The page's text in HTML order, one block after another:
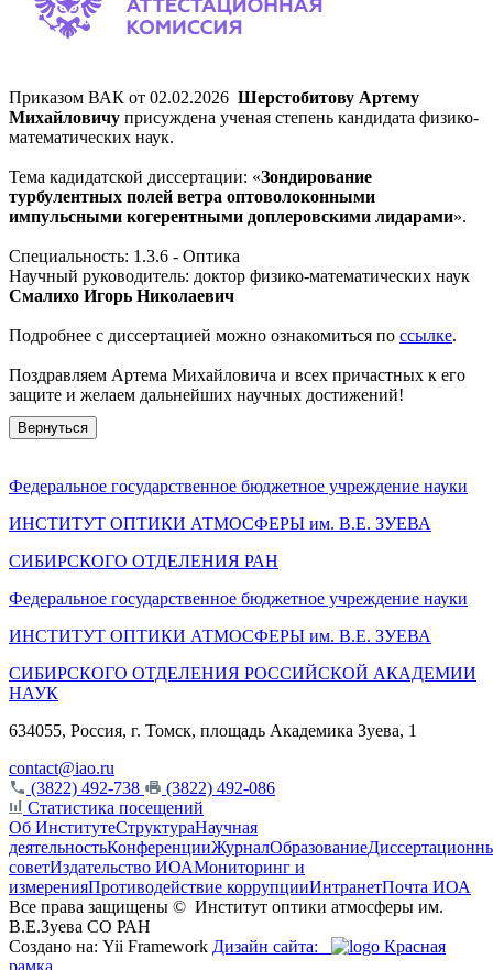
Приказом ВАК от 02.02.2026 Шерстобитову Артему
Михайловичу присуждена ученая степень кандидата физико-
математических наук.
Тема кадидатской диссертации: «Зондирование
турбулентных полей ветра оптоволоконными
импульсными когерентными доплеровскими лидарами».
Специальность: 1.3.6 - Оптика
Научный руководитель: доктор физико-математических наук
Смалихо Игорь Николаевич
Подробнее с диссертацией можно ознакомиться по ссылке.
Поздравляем Артема Михайловича и всех причастных к его
защите и желаем дальнейших научных достижений!
Вернуться
Федеральное государственное бюджетное учреждение науки
ИНСТИТУТ ОПТИКИ АТМОСФЕРЫ им. В.Е. ЗУЕВА
СИБИРСКОГО ОТДЕЛЕНИЯ РАН
Федеральное государственное бюджетное учреждение науки
ИНСТИТУТ ОПТИКИ АТМОСФЕРЫ им. В.Е. ЗУЕВА
СИБИРСКОГО ОТДЕЛЕНИЯ РОССИЙСКОЙ АКАДЕМИИ
НАУК
634055, Россия, г. Томск, площадь Академика Зуева, 1
contact@iao.ru
(3822) 492-738
(3822) 492-086
Статистика посещений
Об ИнститутеСтруктураНаучная
деятельностьКонференцииЖурналОбразование
советИздательство ИОАМониторинг и
измеренияПротиводействие коррупцииИнтранетПочта ИОА
Все права защищены © Институт оптики атмосферы им.
В.Е.Зуева СО РАН
Создано на: Yii Framework Дизайн сайта:
Красная